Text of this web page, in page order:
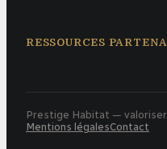
RESSOURCES
Prestige Habitat —
Mentions légalesContact